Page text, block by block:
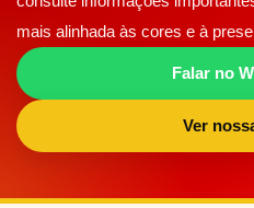
mais alinhada às cores e à
Falar no
Ver